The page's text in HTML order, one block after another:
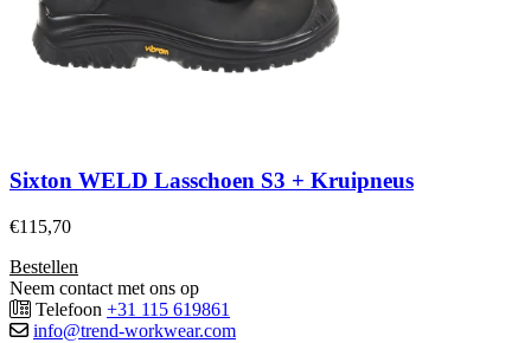
Sixton WELD Lasschoen S3 + Kruipneus
€115,70
Bestellen
Neem contact met ons op
Telefoon +31 115 619861
info@trend-workwear.com